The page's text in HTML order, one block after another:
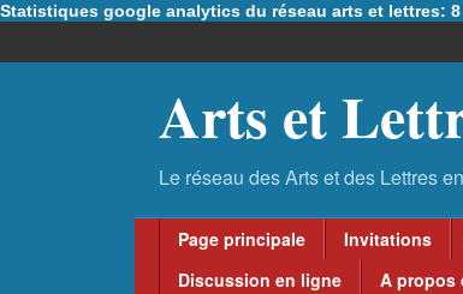
Statistiques google analytics du réseau arts et lettres:
Arts et
Page principale Invitations
Discussion en ligne
A propos